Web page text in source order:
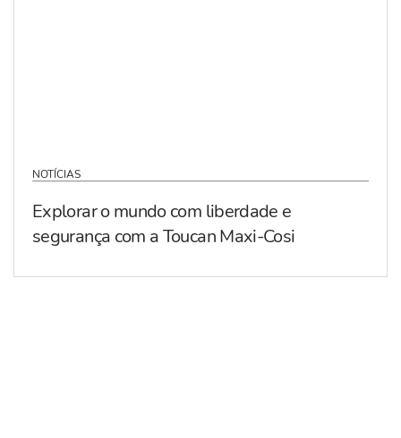
NOTÍCIAS
Explorar o mundo com liberdade e
segurança com a Toucan Maxi-Cosi